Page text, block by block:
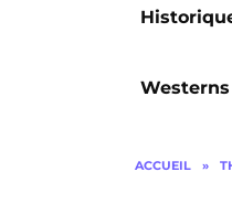
Westerns
ACCUEIL »